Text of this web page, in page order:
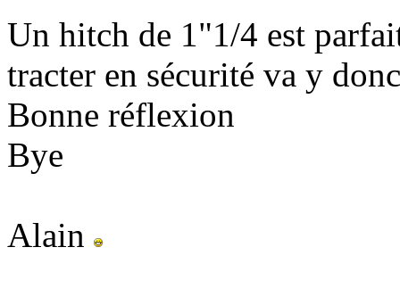
Un hitch de 1"1/4 est
tracter en sécurité va y
Bonne réflexion
Bye
Alain